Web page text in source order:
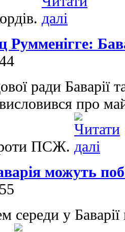
Румменігге:
ради Баварії
про
ПСЖ.
можуть
середи у